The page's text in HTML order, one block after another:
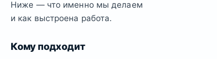
Ниже — что именно мы делаем
и как выстроена работа.
Кому подходит